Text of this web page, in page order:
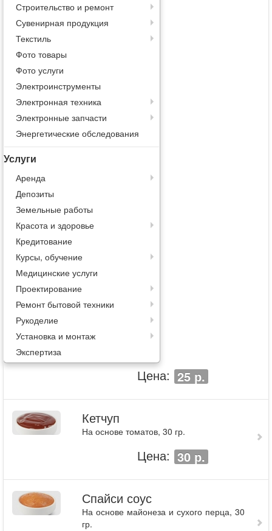
Строительство и ремонт
Сувенирная продукция
Текстиль
Фото товары
Фото услуги
Электроинструменты
Электронная техника
Электронные запчасти
Энергетические обследования
Услуги
Аренда
Депозиты
Земельные работы
Красота и здоровье
Кредитование
Курсы, обучение
Медицинские услуги
Проектирование
Ремонт бытовой техники
Рукоделие
Установка и монтаж
Экспертиза
Цена: 25 р.
Кетчуп
На основе томатов, 30 гр.
Цена: 30 р.
Спайси соус
На основе майонеза и сухого перца, 30
гр.